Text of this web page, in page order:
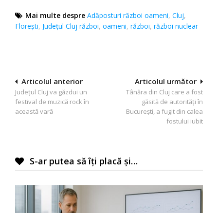
Mai multe despre Adăposturi război oameni,Cluj,
Florești, Județul Cluj război,oameni,război,război nuclear
Navigare
în
articole
Articolul următor
Tânăra din Cluj care a fost
găsită de autorități în
București, a fugit din calea
fostului iubit
Articolul anterior
Județul Cluj va găzdui un
festival de muzică rock în
această vară
S-ar putea să îți placă și…